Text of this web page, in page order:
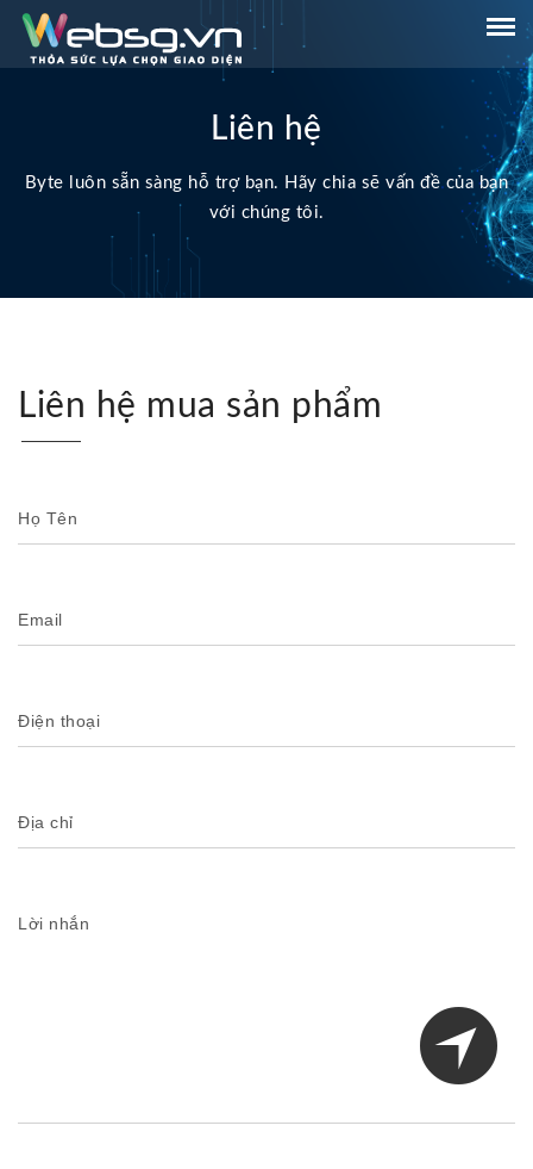
Liên hệ
Byte luôn sẵn sàng hỗ trợ bạn. Hãy chia sẽ vấn đề của bạn
với chúng tôi.
Liên hệ mua sản phẩm
Họ Tên
Email
Điện thoại
Địa chỉ
Lời nhắn